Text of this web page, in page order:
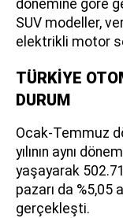
dönemine göre
SUV modeller,
elektrikli motor
TÜRKİYE
DURUM
Ocak-Temmuz
yılının aynı
yaşayarak
pazarı da %5,05
gerçekleşti.